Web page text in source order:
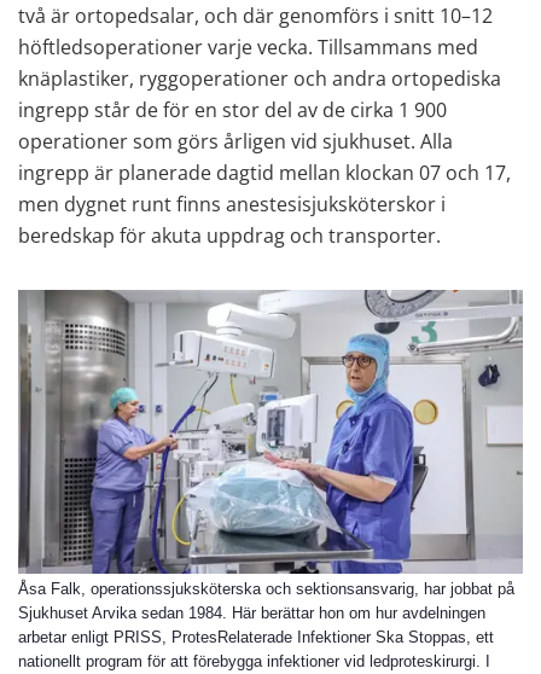
två är ortopedsalar, och där genomförs i snitt 10–12
höftledsoperationer varje vecka. Tillsammans med
knäplastiker, ryggoperationer och andra ortopediska
ingrepp står de för en stor del av de cirka 1 900
operationer som görs årligen vid sjukhuset. Alla
ingrepp är planerade dagtid mellan klockan 07 och 17,
men dygnet runt finns anestesisjuksköterskor i
beredskap för akuta uppdrag och transporter.
Åsa Falk, operationssjuksköterska och sektionsansvarig, har jobbat på
Sjukhuset Arvika sedan 1984. Här berättar hon om hur avdelningen
arbetar enligt PRISS, ProtesRelaterade Infektioner Ska Stoppas, ett
nationellt program för att förebygga infektioner vid ledproteskirurgi. I